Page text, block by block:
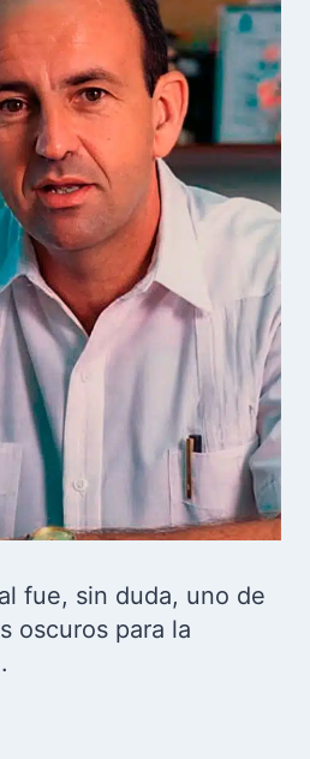
fue, sin duda, uno de
oscuros para la